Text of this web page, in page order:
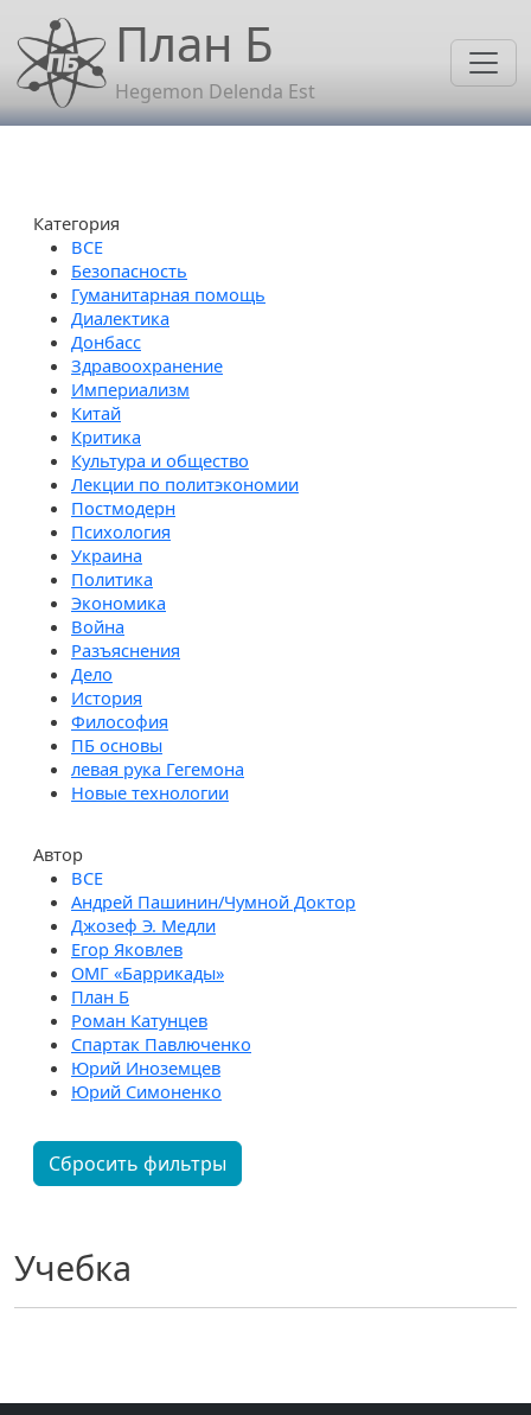
Перейти к основному содержанию
План Б
Hegemon Delenda Est
Учебка
Категория
Безопасность
Гуманитарная помощь
Диалектика
Донбасс
Здравоохранение
Империализм
Китай
Критика
Культура и общество
Лекции по политэкономии
Постмодерн
Психология
Украина
Политика
Экономика
Война
Разъяснения
Дело
История
Философия
ПБ основы
левая рука Гегемона
Новые технологии
Автор
Андрей Пашинин/Чумной Доктор
Джозеф Э. Медли
Егор Яковлев
ОМГ «Баррикады»
План Б
Роман Катунцев
Спартак Павлюченко
Юрий Иноземцев
Юрий Симоненко
Сбросить фильтры